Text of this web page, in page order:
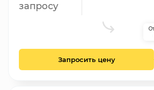
запросу
Запросить цену